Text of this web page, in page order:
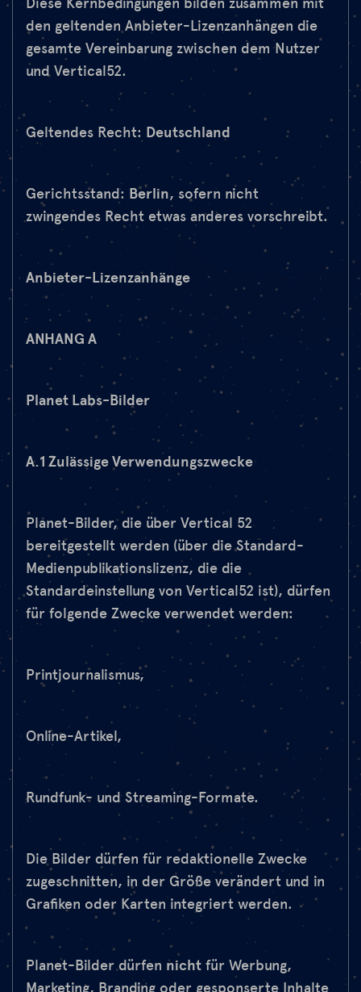
den geltenden Anbieter-Lizenzanhängen die
gesamte Vereinbarung zwischen dem Nutzer
und Vertical52.
Geltendes Recht: Deutschland
Gerichtsstand: Berlin, sofern nicht
zwingendes Recht etwas anderes vorschreibt.
Anbieter-Lizenzanhänge
ANHANG A
Planet Labs-Bilder
A.1 Zulässige Verwendungszwecke
Planet-Bilder, die über Vertical 52
bereitgestellt werden (über die Standard-
Medienpublikationslizenz, die die
Standardeinstellung von Vertical52 ist), dürfen
für folgende Zwecke verwendet werden:
Printjournalismus,
Online-Artikel,
Rundfunk- und Streaming-Formate.
Die Bilder dürfen für redaktionelle Zwecke
zugeschnitten, in der Größe verändert und in
Grafiken oder Karten integriert werden.
Planet-Bilder dürfen nicht für Werbung,
Marketing, Branding oder gesponserte Inhalte